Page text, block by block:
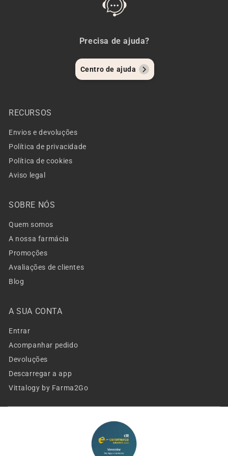
Precisa de ajuda?
Centro de ajuda
RECURSOS
Envios e devoluções
Política de privacidade
Política de cookies
Aviso legal
SOBRE NÓS
Quem somos
A nossa farmácia
Promoções
Avaliações de clientes
Blog
A SUA CONTA
Entrar
Acompanhar pedido
Devoluções
Descarregar a app
Vittalogy by Farma2Go